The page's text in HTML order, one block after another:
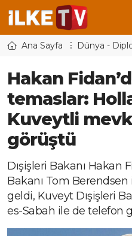
Ana Sayfa Dünya -
Hakan
temaslar:
Kuveytli
görüştü
Dışişleri Bakanı Hakan
Bakanı Tom Berendsen
geldi, Kuveyt Dışişleri
es-Sabah ile de telefon